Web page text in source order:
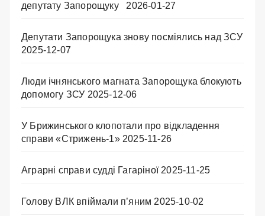
депутату Запорощуку
2026-01-27
Депутати Запорощука знову посміялись над ЗСУ
2025-12-07
Люди ічнянського магната Запорощука блокують
допомогу ЗСУ 2025-12-06
У Брижинського клопотали про відкладення
справи «Стрижень-1» 2025-11-26
Аграрні справи судді Гагаріної 2025-11-25
Голову ВЛК впіймали п’яним 2025-10-02